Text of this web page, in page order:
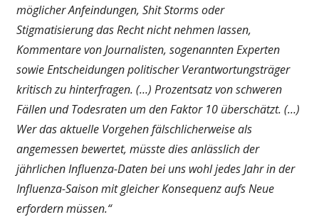
möglicher Anfeindungen, Shit Storms oder
Stigmatisierung das Recht nicht nehmen lassen,
Kommentare von Journalisten, sogenannten Experten
sowie Entscheidungen politischer Verantwortungsträger
kritisch zu hinterfragen. (…) Prozentsatz von schweren
Fällen und Todesraten um den Faktor 10 überschätzt. (…)
Wer das aktuelle Vorgehen fälschlicherweise als
angemessen bewertet, müsste dies anlässlich der
jährlichen Influenza-Daten bei uns wohl jedes Jahr in der
Influenza-Saison mit gleicher Konsequenz aufs Neue
erfordern müssen.“